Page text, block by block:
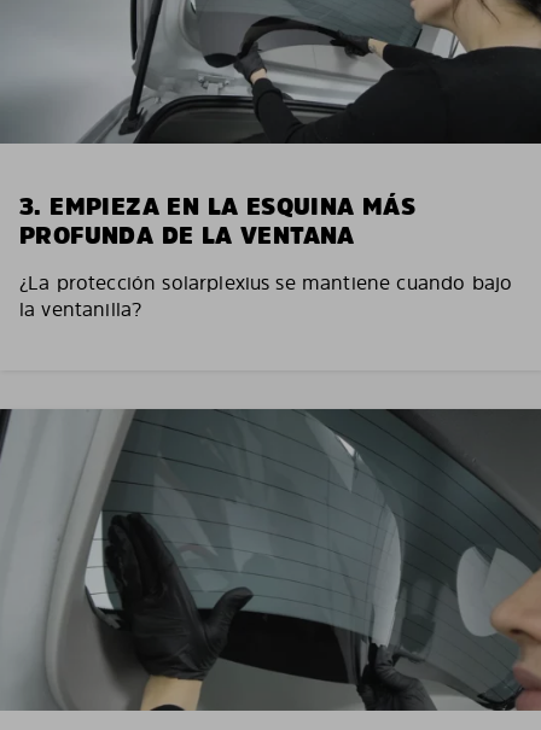
3. EMPIEZA EN LA ESQUINA MÁS
PROFUNDA DE LA VENTANA
¿La protección solarplexius se mantiene cuando bajo
la ventanilla?